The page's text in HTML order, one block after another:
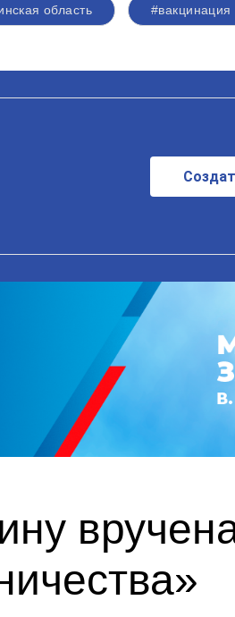
область #вакцинация